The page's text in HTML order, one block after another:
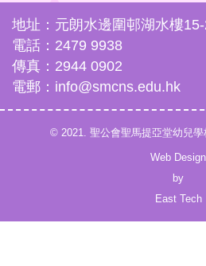
地址：元朗水邊圍邨湖水樓
電話：2479 9938
傳真：2944 0902
電郵：info@smcns.edu.hk
© 2021. 聖公會聖馬提亞堂幼兒
Web Design
by
East Tech